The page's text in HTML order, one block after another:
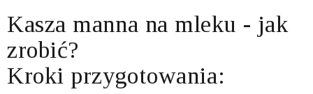
Kasza manna na mleku - jak
zrobić?
Kroki przygotowania: